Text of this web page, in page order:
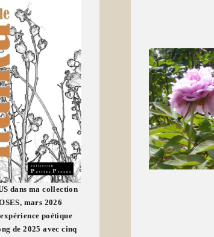
dans ma collection
mars 2026
poétique
de 2025 avec cinq